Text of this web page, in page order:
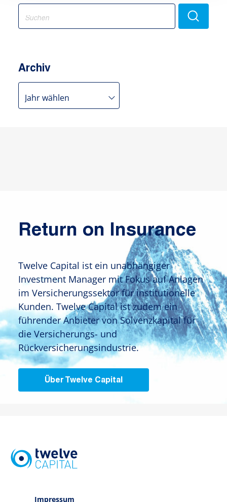
Search
Archiv
Return on Insurance
Twelve Capital ist ein unabhängiger
Investment Manager mit Fokus auf Anlagen
im Versicherungssektor für institutionelle
Kunden. Twelve Capital ist zudem ein
führender Anbieter von Solvenzkapital für
die Versicherungs- und
Rückversicherungsindustrie.
Über Twelve Capital
Impressum